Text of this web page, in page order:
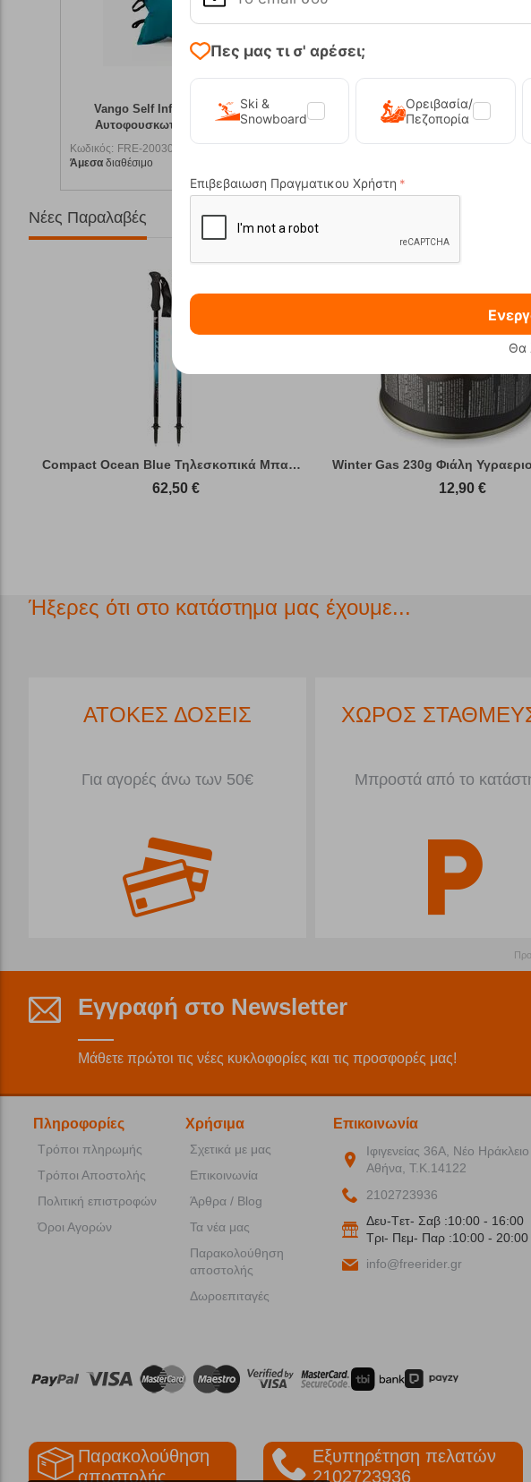
Vango Self Inflating Pillow Ocean –
Αυτοφουσκωτό Μαξιλάρι Camping
Κωδικός: FRE-20030
Άμεσα διαθέσιμο
Νέες Παραλαβές
Compact Ocean Blue Τηλεσκοπικά Μπατόν Πεζ...
62,50 €
Winter Gas 230g Φιάλη
12,90 €
Ήξερες ότι στο κατάστημα μας έχουμε...
ΑΤΟΚΕΣ ΔΟΣΕΙΣ
Για αγορές άνω των 50€
ΧΩΡΟΣ
Μπροστά από το
Εγγραφή στο Newsletter
Μάθετε πρώτοι τις νέες κυκλοφορίες και τις προσφορές μας!
Πες μας τι σ' αρέσει;
Ski &
Snowboard
Ορειβασία/
Πεζοπορία
Επιβεβαιωση Πραγματικου Χρήστη
Θα
Πληροφορίες
Τρόποι πληρωμής
Τρόποι Αποστολής
Πολιτική επιστροφών
Όροι Αγορών
Χρήσιμα
Σχετικά με μας
Επικοινωνία
Άρθρα / Blog
Τα νέα μας
Παρακολούθηση
αποστολής
Δωροεπιταγές
Επικοινωνία
Ιφιγενείας 36Α, Νέο Ηράκλειο
Αθήνα, Τ.Κ.14122
2102723936
Δευ-Tετ- Σαβ :10:00 - 16:00
Tρι- Πεμ- Παρ :10:00 - 20:00
info@freerider.gr
Παρακολούθηση
αποστολής
Εξυπηρέτηση πελατών
2102723936